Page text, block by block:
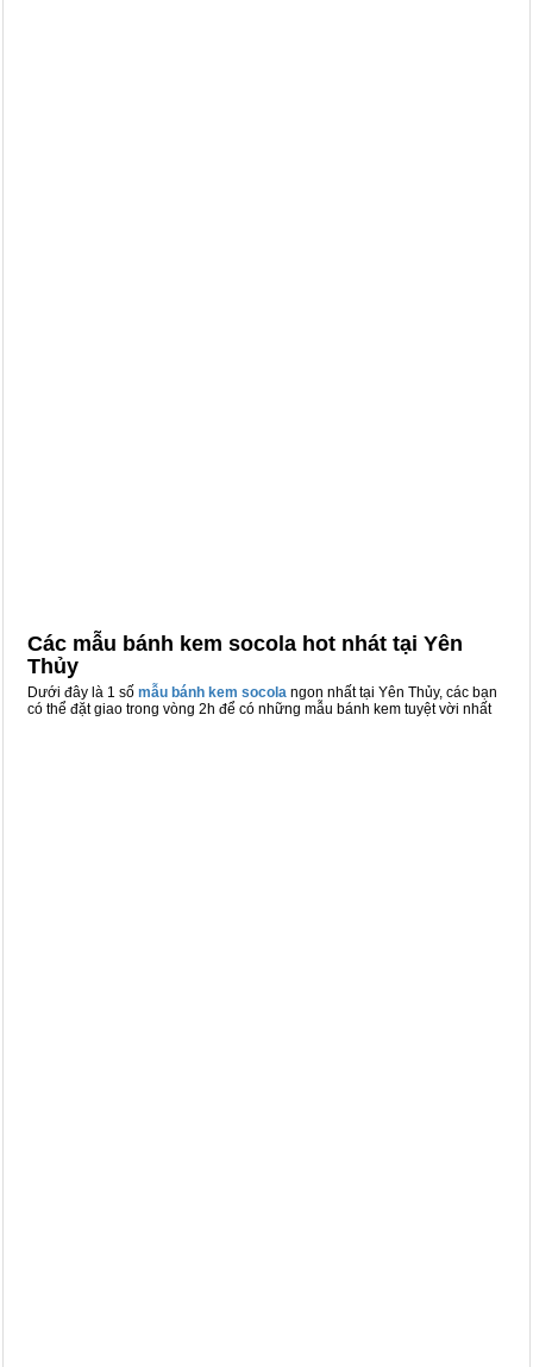
Các mẫu bánh kem socola hot nhát tại Yên
Thủy
Dưới đây là 1 số mẫu bánh kem socola ngon nhất tại Yên Thủy, các bạn
có thể đặt giao trong vòng 2h để có những mẫu bánh kem tuyệt vời nhất